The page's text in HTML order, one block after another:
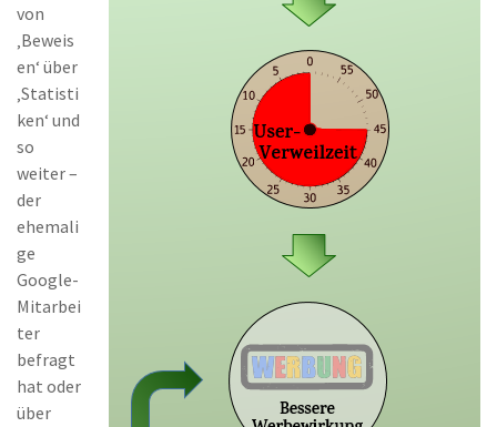
von
‚Beweis
en‘ über
‚Statisti
ken‘ und
so
weiter –
der
ehemali
ge
Google-
Mitarbei
ter
befragt
hat oder
über